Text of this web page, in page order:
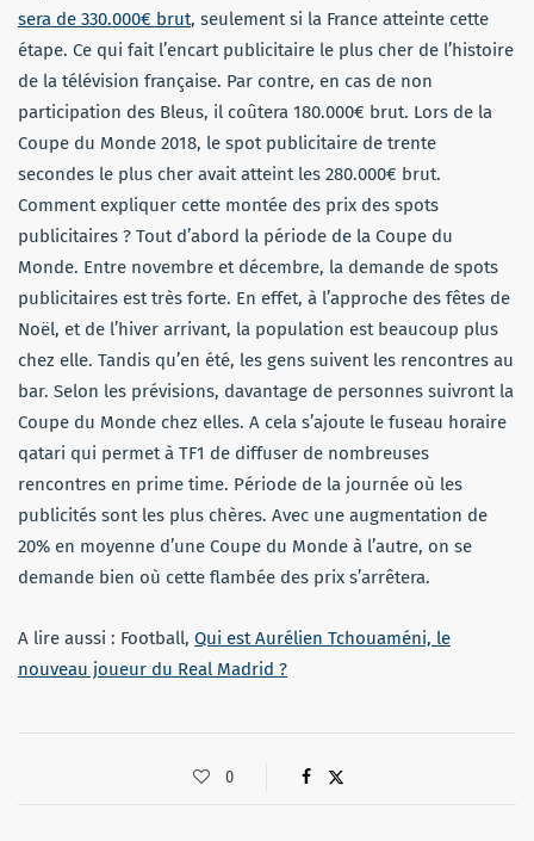
sera de 330.000€ brut, seulement si la France atteinte cette
étape. Ce qui fait l’encart publicitaire le plus cher de l’histoire
de la télévision française. Par contre, en cas de non
participation des Bleus, il coûtera 180.000€ brut. Lors de la
Coupe du Monde 2018, le spot publicitaire de trente
secondes le plus cher avait atteint les 280.000€ brut.
Comment expliquer cette montée des prix des spots
publicitaires ? Tout d’abord la période de la Coupe du
Monde. Entre novembre et décembre, la demande de spots
publicitaires est très forte. En effet, à l’approche des fêtes de
Noël, et de l’hiver arrivant, la population est beaucoup plus
chez elle. Tandis qu’en été, les gens suivent les rencontres au
bar. Selon les prévisions, davantage de personnes suivront la
Coupe du Monde chez elles. A cela s’ajoute le fuseau horaire
qatari qui permet à TF1 de diffuser de nombreuses
rencontres en prime time. Période de la journée où les
publicités sont les plus chères. Avec une augmentation de
20% en moyenne d’une Coupe du Monde à l’autre, on se
demande bien où cette flambée des prix s’arrêtera.
A lire aussi : Football, Qui est Aurélien Tchouaméni, le
nouveau joueur du Real Madrid ?
0